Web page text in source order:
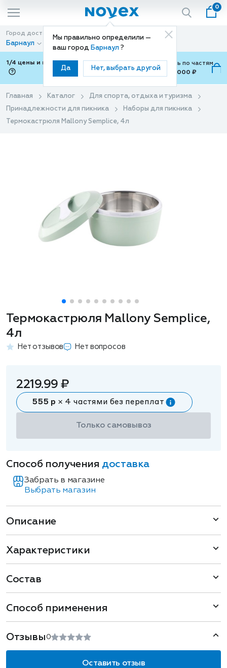
Мы правильно определили —
ваш город Барнаул ?
Да Нет, выбрать другой
0
Город доставки
Барнаул
Способ доставки
Доставка
1/4 цены и покупки ваши с Подели
Можно оплатить по частям
от 700 ₽ до 15,000 ₽
Главная Каталог
Для спорта, отдыха и туризма
Принадлежности для пикника
Наборы для пикника
Термокастрюля Mallony Semplice, 4л
Термокастрюля Mallony Semplice,
4л
Нет отзывов Нет вопросов
2219.99 ₽
555 р × 4 частями без переплат
Только самовывоз
Способ получения доставка
Забрать в магазине
Выбрать магазин
Описание
Характеристики
Состав
Способ применения
Отзывы 0
Оставить отзыв